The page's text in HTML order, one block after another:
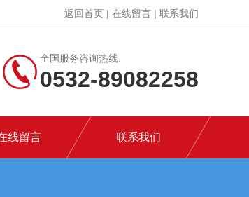
返回首页 | 在线留言 | 联系我们
全国服务咨询热线:
0532-89082258
线留言 联系我们